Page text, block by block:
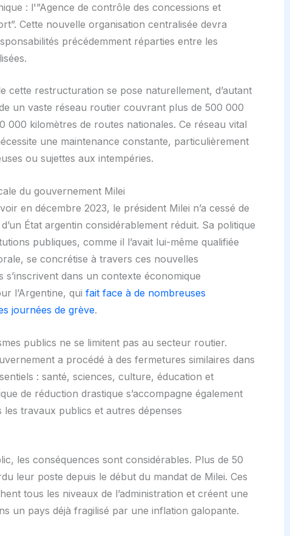
: l'”Agence de contrôle des concessions et
Cette nouvelle organisation centralisée devra
précédemment réparties entre les
cette restructuration se pose naturellement, d’autant
un vaste réseau routier couvrant plus de 500 000
000 kilomètres de routes nationales. Ce réseau vital
une maintenance constante, particulièrement
ou sujettes aux intempéries.
du gouvernement Milei
en décembre 2023, le président Milei n’a cessé de
État argentin considérablement réduit. Sa politique
publiques, comme il l’avait lui-même qualifiée
se concrétise à travers ces nouvelles
s’inscrivent dans un contexte économique
l’Argentine, qui fait face à de nombreuses
journées de grève.
publics ne se limitent pas au secteur routier.
a procédé à des fermetures similaires dans
: santé, sciences, culture, éducation et
de réduction drastique s’accompagne également
les travaux publics et autres dépenses
les conséquences sont considérables. Plus de 50
leur poste depuis le début du mandat de Milei. Ces
tous les niveaux de l’administration et créent une
un pays déjà fragilisé par une inflation galopante.